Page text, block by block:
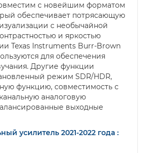
с новейшим форматом
обеспечивает потрясающую
с необычайной
и яркостью
Texas Instruments Burr-Brown
для обеспечения
Другие функции
режим SDR/HDR,
функцию, совместимость с
аналоговую
выходные
усилитель 2021-2022 года :